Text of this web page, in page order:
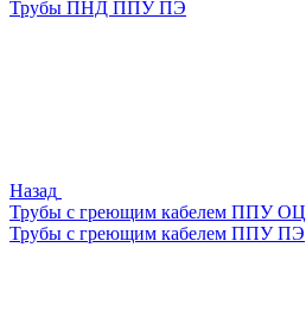
Трубы ПНД ППУ ПЭ
Назад
Трубы с греющим кабелем ППУ ОЦ
Трубы с греющим кабелем ППУ ПЭ